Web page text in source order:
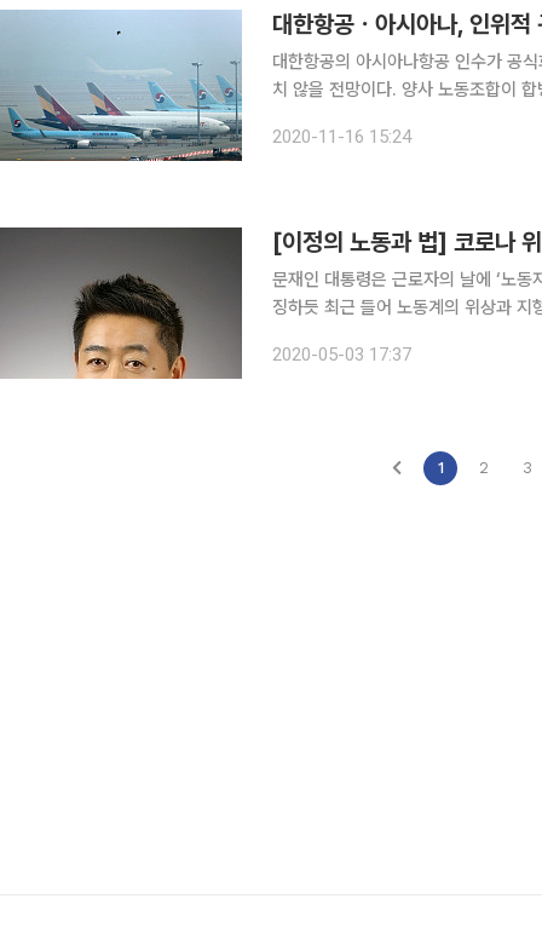
대한항공ㆍ아시아나, 인위
대한항공의 아시아나항공 인수가 공
치 않을 전망이다. 양사 노동조합이
놓았다. 두 회사에는 대한항공
2020-11-16 15:24
[이정의 노동과 법] 코로나
문재인 대통령은 근로자의 날에 ‘노
징하듯 최근 들어 노동계의 위상과
지 않고 정부에 직접 교섭을 요구하
2020-05-03 17:37
1 2 3